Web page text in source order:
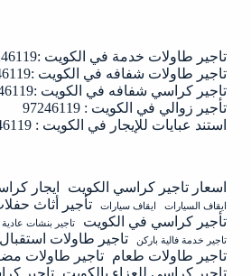
تاجير طاولات خدمة في الكويت :97246119
تاجير طاولات شفافه في الكويت :97246119
تاجير كراسي شفافه في الكويت :97246119
تأجير زوالي في الكويت : 97246119
استند عبايات للإيجار في الكويت : 97246119
اسعار تاجير كراسي الكويت ايجار
ايقاف السيارات ايقاف سيارات تأجير أثاث
تأجير كراسي في الكويت
تاجير بنشات
تاجير خدمة فالية باركن
تاجير طاولات
تاجير طاولات طعام تاجير طاولات